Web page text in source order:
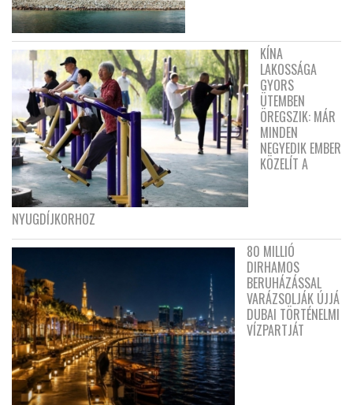
KÍNA
LAKOSSÁGA
GYORS
ÜTEMBEN
ÖREGSZIK: MÁR
MINDEN
NEGYEDIK EMBER
KÖZELÍT A
NYUGDÍJKORHOZ
80 MILLIÓ
DIRHAMOS
BERUHÁZÁSSAL
VARÁZSOLJÁK ÚJJÁ
DUBAI TÖRTÉNELMI
VÍZPARTJÁT